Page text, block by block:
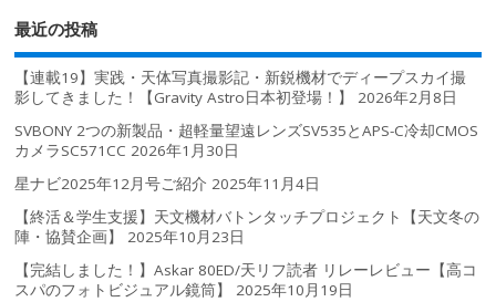
最近の投稿
【連載19】実践・天体写真撮影記・新鋭機材でディープスカイ撮
影してきました！【Gravity Astro日本初登場！】
2026年2月8日
SVBONY 2つの新製品・超軽量望遠レンズSV535とAPS-C冷却CMOS
カメラSC571CC 2026年1月30日
星ナビ2025年12月号ご紹介 2025年11月4日
【終活＆学生支援】天文機材バトンタッチプロジェクト【天文冬の
陣・協賛企画】
2025年10月23日
【完結しました！】Askar 80ED/天リフ読者 リレーレビュー【高コ
スパのフォトビジュアル鏡筒】
2025年10月19日